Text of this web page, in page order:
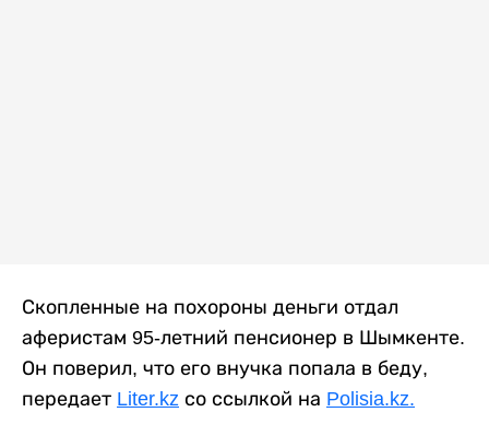
Скопленные на похороны деньги отдал
аферистам 95-летний пенсионер в Шымкенте.
Он поверил, что его внучка попала в беду,
передает Liter.kz со ссылкой на Polisia.kz.